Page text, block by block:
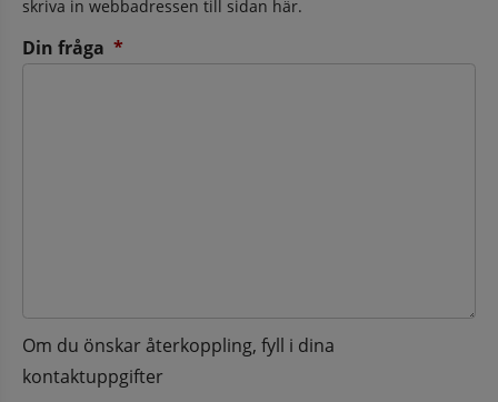
skriva in webbadressen till sidan här.
Din fråga *
Om du önskar återkoppling, fyll i dina
kontaktuppgifter